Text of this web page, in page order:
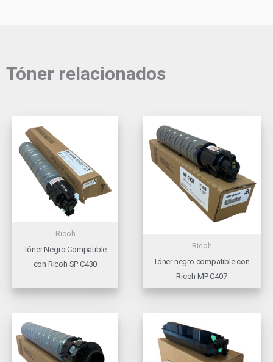
Tóner relacionados
Ricoh
Tóner Negro Compatible
con Ricoh SP C430
Ricoh
Tóner negro compatible con
Ricoh MP C407